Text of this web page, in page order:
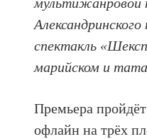
спектакль
марийском и
Премьера
офлайн на трёх